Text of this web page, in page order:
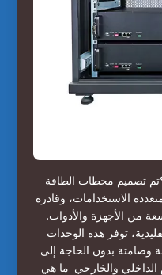
تصميم محطات الطاقة
الاستخدامات، وقادرة
من الأجهزة والأدوات.
توفر هذه الوحدات
وصامتة بدون الحاجة إلى
الداخلي والخارجي. ما هي